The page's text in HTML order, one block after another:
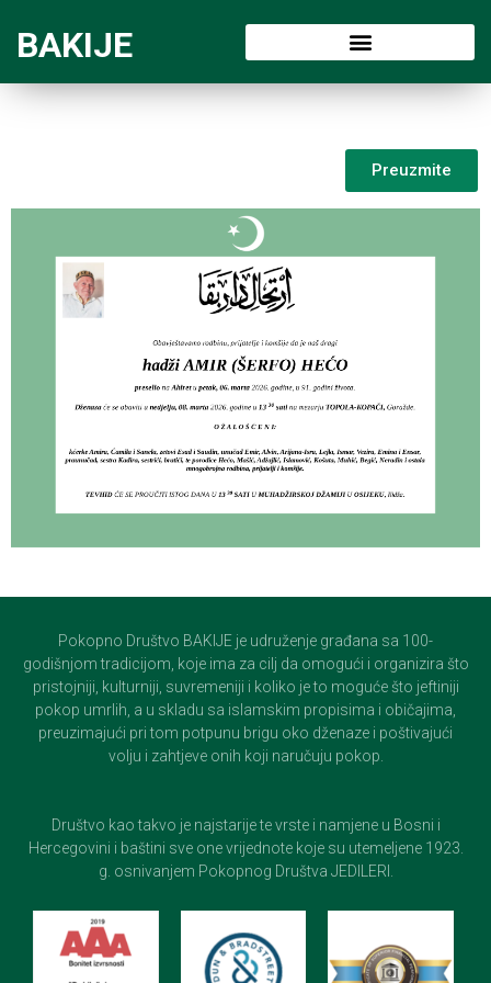
BAKIJE
Preuzmite
Pokopno Društvo BAKIJE je udruženje građana sa 100-
godišnjom tradicijom, koje ima za cilj da omogući i organizira što
pristojniji, kulturniji, suvremeniji i koliko je to moguće što jeftiniji
pokop umrlih, a u skladu sa islamskim propisima i običajima,
preuzimajući pri tom potpunu brigu oko dženaze i poštivajući
volju i zahtjeve onih koji naručuju pokop.
Društvo kao takvo je najstarije te vrste i namjene u Bosni i
Hercegovini i baštini sve one vrijednote koje su utemeljene 1923.
g. osnivanjem Pokopnog Društva JEDILERI.